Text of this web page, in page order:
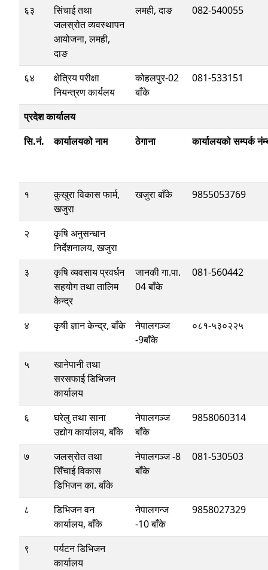
६३
सिंचाई तथा
जलस्रोत व्यवस्थापन
आयोजना, लमही,
दाङ
लमही, दाङ 082-540055
६४
क्षेत्रिय परीक्षा
नियन्त्रण कार्यलय
कोहलपुर-02
बाँके
081-533151
प्रदेश कार्यालय
सि.नं.
कार्यालयको नाम ठेगाना कार्यालयको सम्पर्क
१
कुखुरा विकास फार्म,
खजुरा
खजुरा बाँके 9855053769
२
कृषि अनुसन्धान
निर्देशनालय, खजुरा
३
कृषि व्यवसाय प्रवर्धन
सहयोग तथा तालिम
केन्द्र
जानकी गा.पा.
04 बाँके
081-560442
४ कृषी ज्ञान केन्द्र, बाँके
नेपालगञ्ज
-9बाँके
०८१-५३०२२५
५
खानेपानी तथा
सरसफाई डिभिजन
कार्यालय
६
घरेलु तथा साना
उद्योग कार्यालय, बाँके
नेपालगञ्ज
बाँके
9858060314
७
जलस्रोत तथा
सिँचाई विकास
डिभिजन का. बाँके
नेपालगञ्ज -8
बाँके
081-530503
८
डिभिजन वन
कार्यालय, बाँके
नेपालगन्ज
-10 बाँके
9858027329
९
पर्यटन डिभिजन
कार्यालय